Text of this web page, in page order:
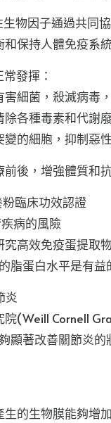
物因子通過共同
保持人體免疫系
發揮：
細菌，殺滅病毒
各種毒素和代謝
的細胞，抑制惡
後，增強體質和
臨床功效認證
病的風險
高效免疫蛋提取
脂蛋白水平是有
炎
(Weill Cornell
顯著改善關節炎
的生物膜能夠增